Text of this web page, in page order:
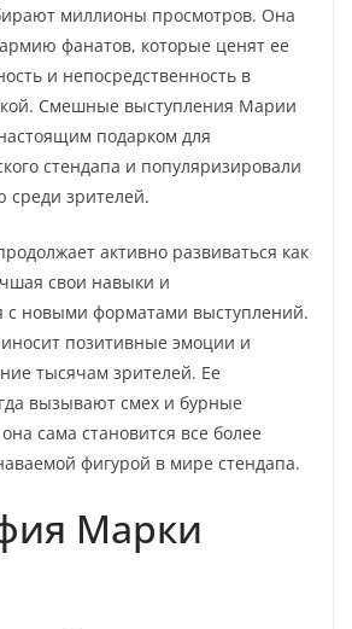
миллионы просмотров. Она
фанатов, которые ценят ее
и непосредственность в
Смешные выступления Марии
подарком для
стендапа и популяризировали
зрителей.
активно развиваться как
свои навыки и
с новыми форматами выступлений.
позитивные эмоции и
тысячам зрителей. Ее
вызывают смех и бурные
сама становится все более
фигурой в мире стендапа.
Марки